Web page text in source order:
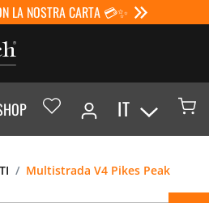
LA NOSTRA CARTA 💳✨
IT
Multistrada V4 Pikes Peak